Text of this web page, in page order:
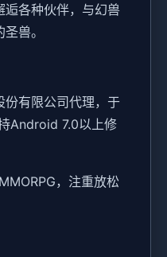
逅各种伙伴，与幻兽
兽。
份有限公司代理，于
Android 7.0以上修
，注重放松